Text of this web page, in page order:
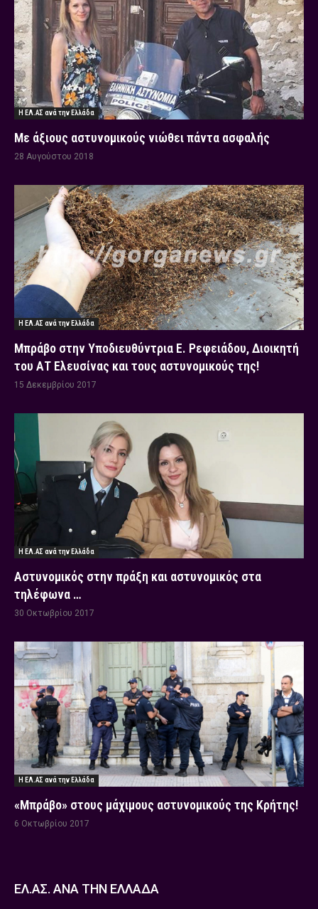
Η ΕΛ.ΑΣ ανά την Ελλάδα
Με άξιους αστυνομικούς νιώθει πάντα ασφαλής
28 Αυγούστου 2018
Η ΕΛ.ΑΣ ανά την Ελλάδα
Μπράβο στην Υποδιευθύντρια Ε. Ρεφειάδου, Διοικητή
του ΑΤ Ελευσίνας και τους αστυνομικούς της!
15 Δεκεμβρίου 2017
Η ΕΛ.ΑΣ ανά την Ελλάδα
Αστυνομικός στην πράξη και αστυνομικός στα
τηλέφωνα …
30 Οκτωβρίου 2017
Η ΕΛ.ΑΣ ανά την Ελλάδα
«Μπράβο» στους μάχιμους αστυνομικούς της Κρήτης!
6 Οκτωβρίου 2017
ΕΛ.ΑΣ. ΑΝΑ ΤΗΝ ΕΛΛΑΔΑ